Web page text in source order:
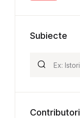
Subiecte
Contributori